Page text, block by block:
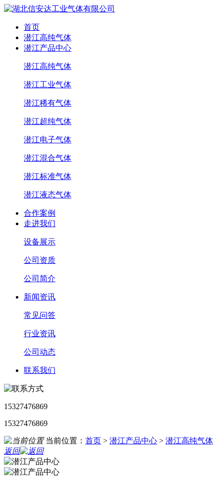
首页
潜江高纯气体
潜江产品中心
潜江高纯气体
潜江工业气体
潜江稀有气体
潜江超纯气体
潜江电子气体
潜江混合气体
潜江标准气体
潜江液态气体
合作案例
走进我们
设备展示
公司资质
公司简介
新闻资讯
常见问答
行业资讯
公司动态
联系我们
15327476869
15327476869
当前位置： 首页 > 潜江产品中心 > 潜江高纯气体
返回